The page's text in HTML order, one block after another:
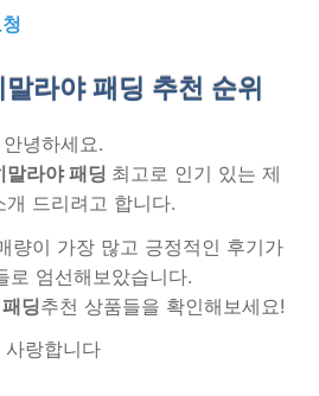
라야 패딩 추천 순위
안녕하세요.
말라야 패딩 최고로 인기 있는 제
개 드리려고 합니다.
량이 가장 많고 긍정적인 후기가
로 엄선해보았습니다.
딩추천 상품들을 확인해보세요!
사랑합니다